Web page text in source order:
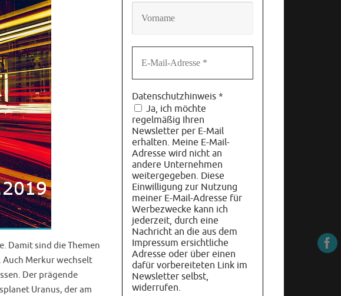
Damit sind die Themen
Merkur wechselt
Der prägende
Uranus, der am
Datenschutzhinweis *
Ja, ich möchte
regelmäßig Ihren
Newsletter per E-Mail
erhalten. Meine E-Mail-
Adresse wird nicht an
andere Unternehmen
weitergegeben. Diese
Einwilligung zur Nutzung
meiner E-Mail-Adresse für
Werbezwecke kann ich
jederzeit, durch eine
Nachricht an die aus dem
Impressum ersichtliche
Adresse oder über einen
dafür vorbereiteten Link im
Newsletter selbst,
widerrufen.